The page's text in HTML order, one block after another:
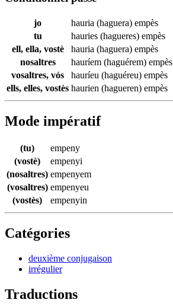
jo hauria (haguera) empès
tu
hauries (hagueres) empès
ell, ella, vostè
hauria (haguera) empès
nosaltres
hauríem (haguérem) empès
vosaltres, vós
hauríeu (haguéreu) empès
ells, elles, vostès haurien (hagueren) empès
Mode impératif
(tu)
empeny
(vostè)
empenyi
(nosaltres) empenyem
(vosaltres) empenyeu
(vostès)
empenyin
Catégories
deuxième conjugaison
irrégulier
Traductions